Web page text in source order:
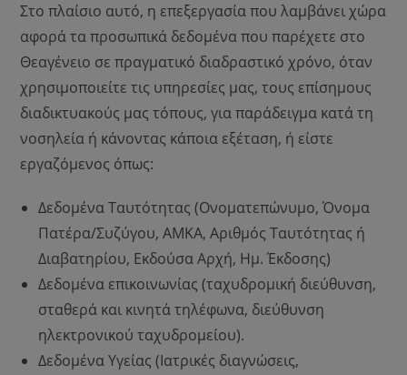
Στο πλαίσιο αυτό, η επεξεργασία που λαμβάνει χώρα
αφορά τα προσωπικά δεδομένα που παρέχετε στο
Θεαγένειο σε πραγματικό διαδραστικό χρόνο, όταν
χρησιμοποιείτε τις υπηρεσίες μας, τους επίσημους
διαδικτυακούς μας τόπους, για παράδειγμα κατά τη
νοσηλεία ή κάνοντας κάποια εξέταση, ή είστε
εργαζόμενος όπως:
Δεδομένα Ταυτότητας (Ονοματεπώνυμο, Όνομα
Πατέρα/Συζύγου, ΑΜΚΑ, Αριθμός Ταυτότητας ή
Διαβατηρίου, Εκδούσα Αρχή, Ημ. Έκδοσης)
Δεδομένα επικοινωνίας (ταχυδρομική διεύθυνση,
σταθερά και κινητά τηλέφωνα, διεύθυνση
ηλεκτρονικού ταχυδρομείου).
Δεδομένα Υγείας (Ιατρικές διαγνώσεις,